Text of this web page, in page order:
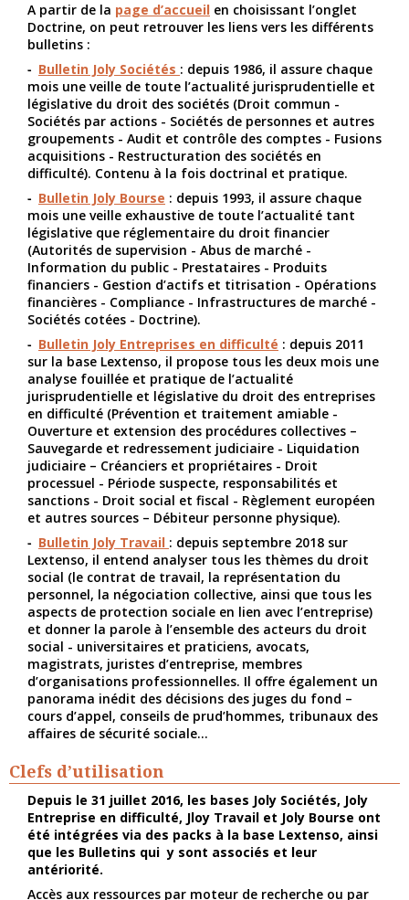
A partir de la page d’accueil en choisissant l’onglet
Doctrine, on peut retrouver les liens vers les différents
bulletins :
Bulletin Joly Sociétés : depuis 1986, il assure chaque
mois une veille de toute l’actualité jurisprudentielle et
législative du droit des sociétés (Droit commun -
Sociétés par actions - Sociétés de personnes et autres
groupements - Audit et contrôle des comptes - Fusions
acquisitions - Restructuration des sociétés en
difficulté). Contenu à la fois doctrinal et pratique.
Bulletin Joly Bourse : depuis 1993, il assure chaque
mois une veille exhaustive de toute l’actualité tant
législative que réglementaire du droit financier
(Autorités de supervision - Abus de marché -
Information du public - Prestataires - Produits
financiers - Gestion d’actifs et titrisation - Opérations
financières - Compliance - Infrastructures de marché -
Sociétés cotées - Doctrine).
Bulletin Joly Entreprises en difficulté : depuis 2011
sur la base Lextenso, il propose tous les deux mois une
analyse fouillée et pratique de l’actualité
jurisprudentielle et législative du droit des entreprises
en difficulté (Prévention et traitement amiable -
Ouverture et extension des procédures collectives –
Sauvegarde et redressement judiciaire - Liquidation
judiciaire – Créanciers et propriétaires - Droit
processuel - Période suspecte, responsabilités et
sanctions - Droit social et fiscal - Règlement européen
et autres sources – Débiteur personne physique).
Bulletin Joly Travail : depuis septembre 2018 sur
Lextenso, il entend analyser tous les thèmes du droit
social (le contrat de travail, la représentation du
personnel, la négociation collective, ainsi que tous les
aspects de protection sociale en lien avec l’entreprise)
et donner la parole à l’ensemble des acteurs du droit
social - universitaires et praticiens, avocats,
magistrats, juristes d’entreprise, membres
d’organisations professionnelles. Il offre également un
panorama inédit des décisions des juges du fond –
cours d’appel, conseils de prud’hommes, tribunaux des
affaires de sécurité sociale…
Clefs d’utilisation
Depuis le 31 juillet 2016, les bases Joly Sociétés, Joly
Entreprise en difficulté, Jloy Travail et Joly Bourse ont
été intégrées via des packs à la base Lextenso, ainsi
que les Bulletins qui y sont associés et leur
antériorité.
Accès aux ressources par moteur de recherche ou par